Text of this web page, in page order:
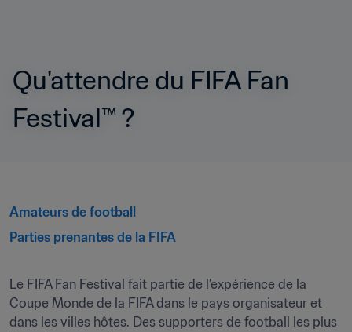
Qu'attendre du FIFA Fan
Festival™ ?
Amateurs de football
Parties prenantes de la FIFA
Le FIFA Fan Festival fait partie de l’expérience de la
Coupe Monde de la FIFA dans le pays organisateur et
dans les villes hôtes. Des supporters de football les plus